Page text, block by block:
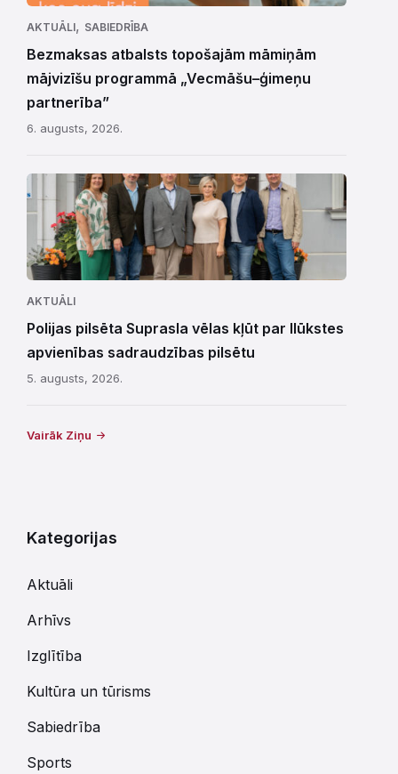
AKTUĀLI, SABIEDRĪBA
Bezmaksas atbalsts topošajām māmiņām
mājvizīšu programmā „Vecmāšu–ģimeņu
partnerība”
6. augusts, 2026.
AKTUĀLI
Polijas pilsēta Suprasla vēlas kļūt par Ilūkstes
apvienības sadraudzības pilsētu
5. augusts, 2026.
Vairāk Ziņu
Kategorijas
Aktuāli
Arhīvs
Izglītība
Kultūra un tūrisms
Sabiedrība
Sports